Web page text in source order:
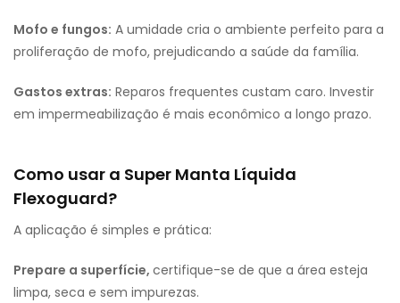
Mofo e fungos: A umidade cria o ambiente perfeito para a
proliferação de mofo, prejudicando a saúde da família.
Gastos extras: Reparos frequentes custam caro. Investir
em impermeabilização é mais econômico a longo prazo.
Como usar a Super Manta Líquida
Flexoguard?
A aplicação é simples e prática:
Prepare a superfície, certifique-se de que a área esteja
limpa, seca e sem impurezas.